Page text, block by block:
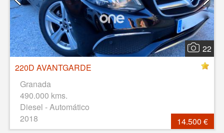
22
220D AVANTGARDE
Granada
490.000 kms.
Diesel - Automático
2018
14.500 €